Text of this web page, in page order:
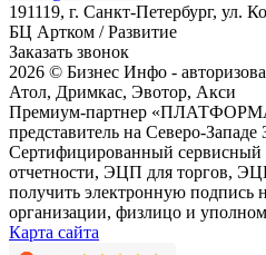
191119, г. Санкт-Петербург, ул.
БЦ Артком / Развитие
Заказать звонок
2026 © Бизнес Инфо -
Атол, Дримкас, Эвотор, Акси
Премиум-партнер
представитель на Северо-
Сертифицированный
отчетности, ЭЦП для торгов,
получить электронную подпись
организации, физлицо и
Карта сайта